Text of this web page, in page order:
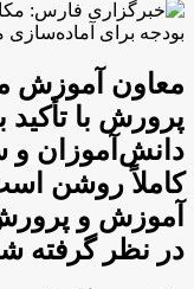
معاون آموزش
پرورش با تأکید
دانش‌آ‌موزان و
کاملاً روشن
آموزش و
در نظر گرفته